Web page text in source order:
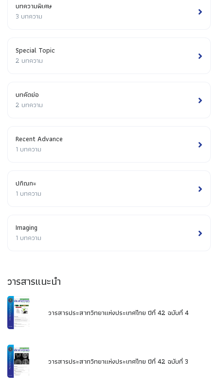
บทความพิเศษ
3 บทความ
Special Topic
2 บทความ
บทคัดย่อ
2 บทความ
Recent Advance
1 บทความ
ปกิณกะ
1 บทความ
Imaging
1 บทความ
วารสารแนะนำ
วารสารประสาทวิทยาแห่งประเทศไทย ปีที่ 42 ฉบับที่ 4
วารสารประสาทวิทยาแห่งประเทศไทย ปีที่ 42 ฉบับที่ 3